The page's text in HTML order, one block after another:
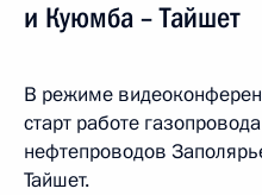
и Куюмба – Тайшет
В режиме
старт работе
нефтепроводов
Тайшет.